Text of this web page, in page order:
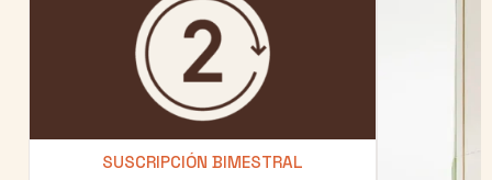
SUSCRIPCIÓN BIMESTRAL